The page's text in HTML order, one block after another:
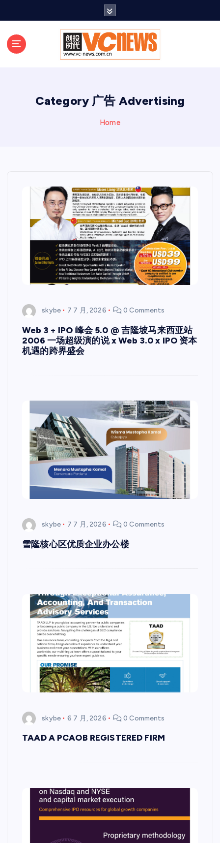
Category 广告 Advertising
Home
skybe 7 7 月, 2026 0 Comments
Web 3 + IPO 峰会 5.0 @ 吉隆坡马来西亚站
2006 一场超级演的说 x Web 3.0 x IPO 资本
机遇的跨界盛会
skybe 7 7 月, 2026 0 Comments
雪隆核心区优质企业办公楼
skybe 6 7 月, 2026 0 Comments
TAAD A PCAOB REGISTERED FIRM